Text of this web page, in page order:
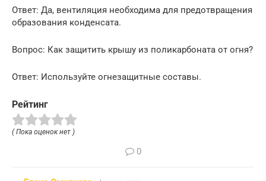
Ответ: Да, вентиляция необходима для предотвращения
образования конденсата.
Вопрос: Как защитить крышу из поликарбоната от огня?
Ответ: Используйте огнезащитные составы.
Рейтинг
( Пока оценок нет )
0